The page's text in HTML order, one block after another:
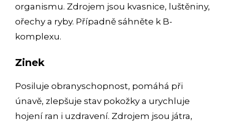
organismu. Zdrojem jsou kvasnice, luštěniny,
ořechy a ryby. Případně sáhněte k B-
komplexu.
Zinek
Posiluje obranyschopnost, pomáhá při
únavě, zlepšuje stav pokožky a urychluje
hojení ran i uzdravení. Zdrojem jsou játra,